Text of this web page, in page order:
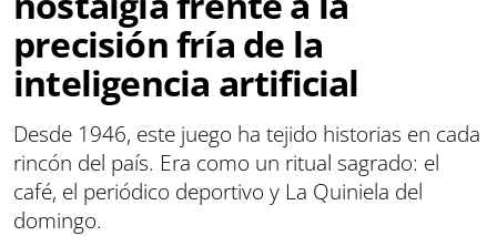
precisión fría de la
inteligencia artificial
Desde 1946, este juego ha tejido historias en cada
rincón del país. Era como un ritual sagrado: el
café, el periódico deportivo y La Quiniela del
domingo.